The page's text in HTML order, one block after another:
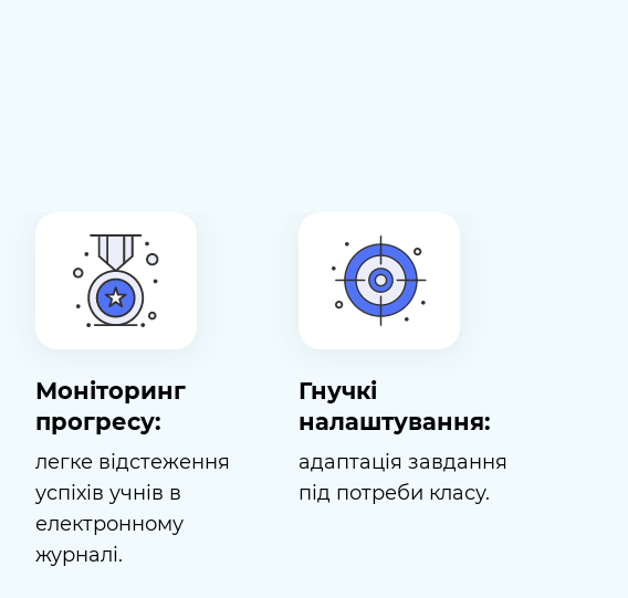
Моніторинг
прогресу:
легке відстеження
успіхів учнів в
електронному
журналі.
Гнучкі
налаштування:
адаптація завдання
під потреби класу.